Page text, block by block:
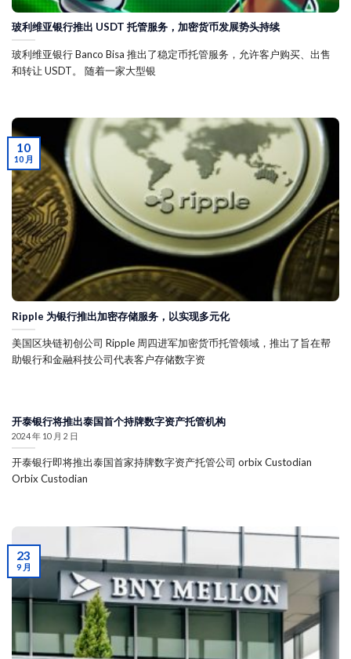
玻利维亚银行推出 USDT 托管服务，加密货币发展势头持续
玻利维亚银行 Banco Bisa 推出了稳定币托管服务，允许客户购买、出售
和转让 USDT。 随着一家大型银
Ripple 为银行推出加密存储服务，以实现多元化
美国区块链初创公司 Ripple 周四进军加密货币托管领域，推出了旨在帮
助银行和金融科技公司代表客户存储数字资
10
10 月
开泰银行将推出泰国首个持牌数字资产托管机构
2024 年 10 月 2 日
开泰银行即将推出泰国首家持牌数字资产托管公司 orbix Custodian
Orbix Custodian
23
9 月